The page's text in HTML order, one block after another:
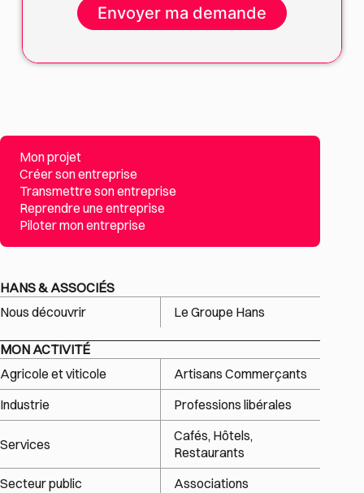
Mon projet
Créer son entreprise
Transmettre son entreprise
Reprendre une entreprise
Piloter mon entreprise
HANS & ASSOCIÉS
Nous découvrir
Le Groupe Hans
MON ACTIVITÉ
Agricole et viticole
Artisans Commerçants
Industrie
Professions libérales
Services
Cafés, Hôtels,
Restaurants
Secteur public
Associations